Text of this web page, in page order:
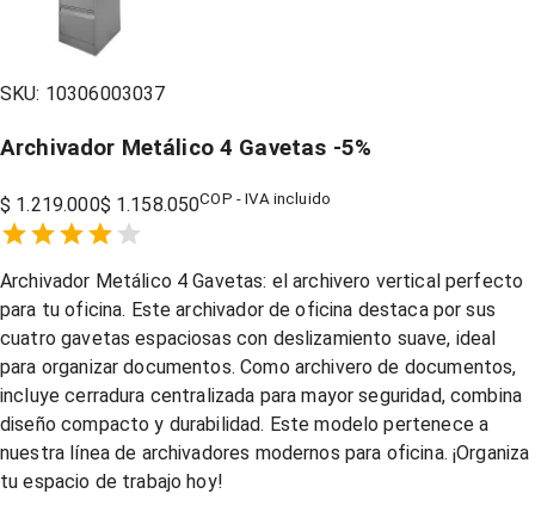
SKU: 10306003037
Archivador Metálico 4 Gavetas -5%
$ 1.219.000$ 1.158.050COP - IVA incluido
1 Star,
2 Stars,
3 Stars,
4 Stars,
5 Stars,
Archivador Metálico 4 Gavetas: el archivero vertical perfecto
para tu oficina. Este archivador de oficina destaca por sus
cuatro gavetas espaciosas con deslizamiento suave, ideal
para organizar documentos. Como archivero de documentos,
incluye cerradura centralizada para mayor seguridad, combina
diseño compacto y durabilidad. Este modelo pertenece a
nuestra línea de archivadores modernos para oficina. ¡Organiza
tu espacio de trabajo hoy!